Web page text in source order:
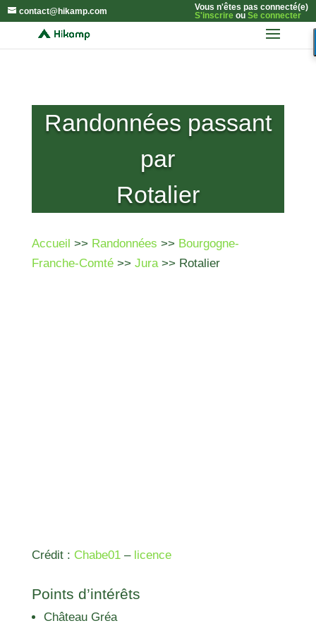
contact@hikamp.com
Vous n'êtes pas connecté(e)
S'inscrireou Se connecter
Randonnées passant
par
Rotalier
Accueil >> Randonnées >> Bourgogne-
Franche-Comté>> Jura>> Rotalier
Crédit : Chabe01– licence
Points d’intérêts
Château Gréa